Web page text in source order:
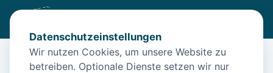
/Unterkünfte /Völlenerfehn/
Datenschutzeinstellungen
Wir nutzen Cookies, um unsere Website zu
betreiben. Optionale Dienste setzen wir nur